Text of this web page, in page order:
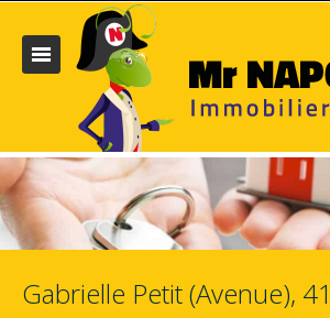
Gabrielle Petit (Avenue),